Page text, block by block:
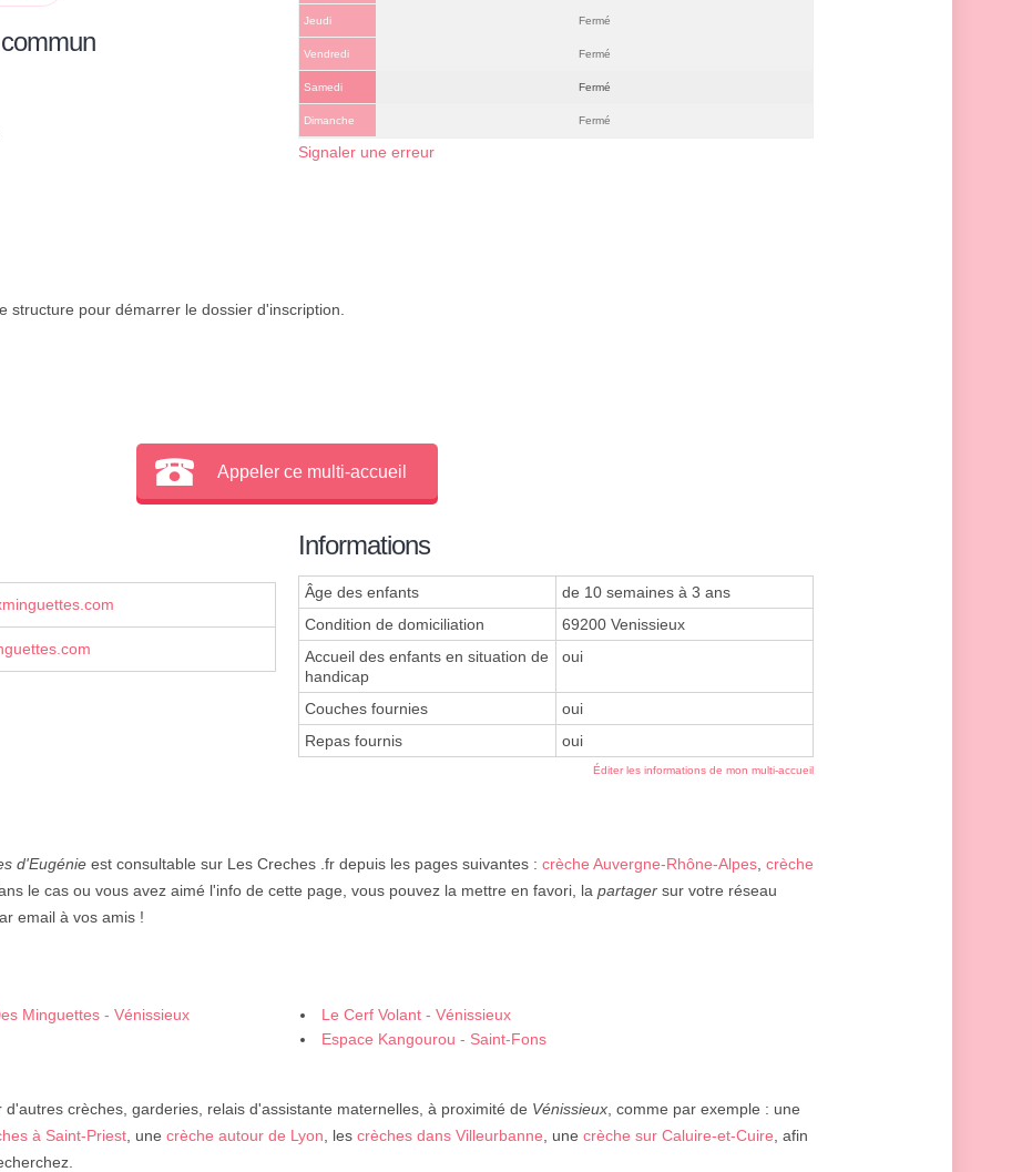
Jeudi Fermé
Vendredi Fermé
Samedi Fermé
Dimanche Fermé
Signaler une erreur
structure pour démarrer le dossier d'inscription.
Appeler ce multi-accueil
Informations
Âge des enfants
de 10 semaines à 3 ans
Condition de domiciliation
69200 Venissieux
Accueil des enfants en situation de
handicap
oui
Couches fournies
oui
Repas fournis
oui
Éditer les informations de mon multi-accueil
d'Eugénie est consultable sur Les Creches .fr depuis les pages suivantes : crèche Auvergne-Rhône-Alpes, crèche
le cas ou vous avez aimé l'info de cette page, vous pouvez la mettre en favori, la partager sur votre réseau
email à vos amis !
Minguettes - Vénissieux
Le Cerf Volant - Vénissieux
Espace Kangourou - Saint-Fons
crèches, garderies, relais d'assistante maternelles, à proximité de Vénissieux, comme par exemple : une
à Saint-Priest, une crèche autour de Lyon, les crèches dans Villeurbanne, une crèche sur Caluire-et-Cuire, afin